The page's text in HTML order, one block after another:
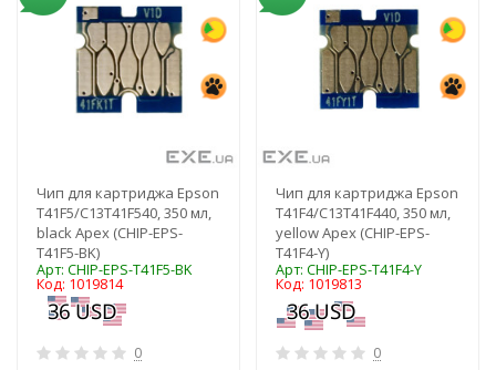
Чип для картриджа Epson
T41F5/C13T41F540, 350 мл,
black Apex (CHIP-EPS-
T41F5-BK)
Арт: CHIP-EPS-T41F5-BK
Код: 1019814
0
Чип для картриджа Epson
T41F4/C13T41F440, 350 мл,
yellow Apex (CHIP-EPS-
T41F4-Y)
Арт: CHIP-EPS-T41F4-Y
Код: 1019813
0